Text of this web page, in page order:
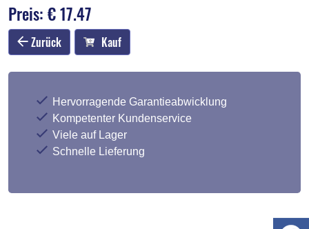
Preis: € 17.47
Zurück Kauf
Hervorragende Garantieabwicklung
Kompetenter Kundenservice
Viele auf Lager
Schnelle Lieferung